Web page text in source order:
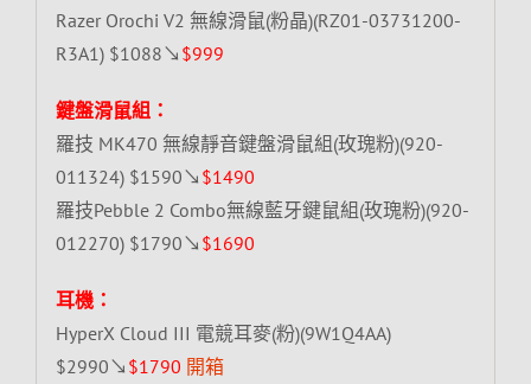
Razer Orochi V2 無線滑鼠(粉晶)(RZ01-03731200-
R3A1) $1088↘ $999
鍵盤滑鼠組：
羅技 MK470 無線靜音鍵盤滑鼠組(玫瑰粉)(920-
011324) $1590↘ $1490
羅技Pebble 2 Combo無線藍牙鍵鼠組(玫瑰粉)(920-
012270) $1790↘ $1690
耳機：
HyperX Cloud III 電競耳麥(粉)(9W1Q4AA)
$2990↘ $1790 開箱